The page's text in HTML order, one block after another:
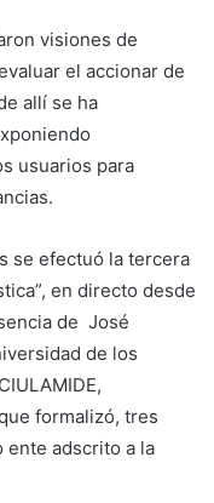
visiones de
el accionar de
allí se ha
usuarios para
se efectuó la tercera
en directo desde
de José
de los
formalizó, tres
ente adscrito a la